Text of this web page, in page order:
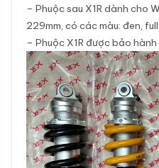
– Phuộc sau X1R dành cho
229mm, có các màu: đen,
– Phuộc X1R được bảo